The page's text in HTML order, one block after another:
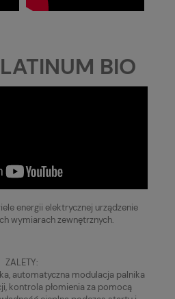
BIO
energii elektrycznej urządzenie
wymiarach zewnętrznych.
ZALETY:
automatyczna modulacja palnika
kontrola płomienia za pomocą